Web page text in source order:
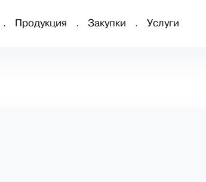
Продукция Закупки Услуги